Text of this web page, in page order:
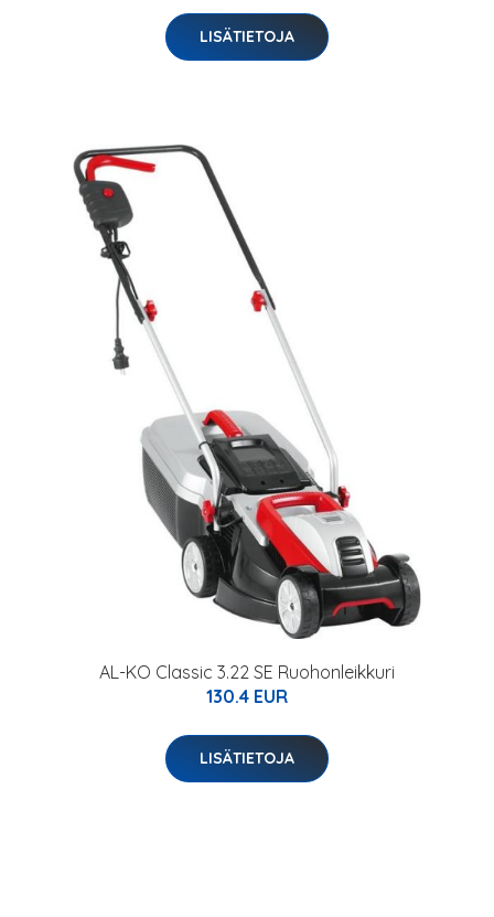
LISÄTIETOJA
AL-KO Classic 3.22 SE Ruohonleikkuri
130.4 EUR
LISÄTIETOJA